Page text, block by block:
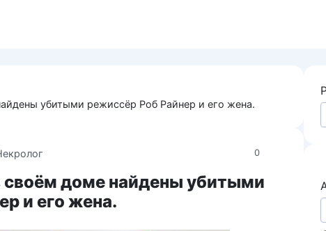
убитыми режиссёр Роб Райнер и его жена.
0
доме найдены убитыми
и его жена.